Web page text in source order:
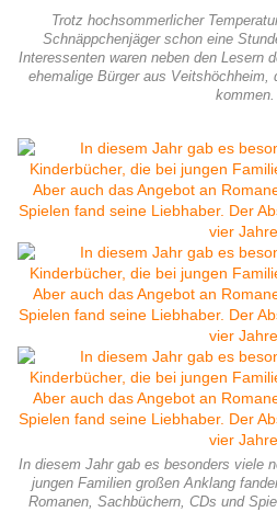
Trotz hochsommerlicher
Schnäppchenjäger schon eine
Interessenten waren neben den Lesern
ehemalige Bürger aus
kommen.
In diesem Jahr gab es besonders viele
jungen Familien großen Anklang
Romanen, Sachbüchern, CDs und